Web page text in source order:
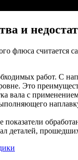
и
флюса
работ. С
Это
вала с